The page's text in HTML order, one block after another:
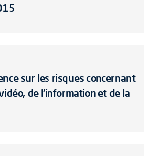
sur les risques concernant
de l'information et de la